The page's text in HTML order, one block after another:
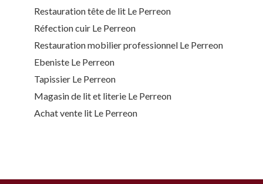
Restauration tête de lit Le Perreon
Réfection cuir Le Perreon
Restauration mobilier professionnel Le Perreon
Ebeniste Le Perreon
Tapissier Le Perreon
Magasin de lit et literie Le Perreon
Achat vente lit Le Perreon